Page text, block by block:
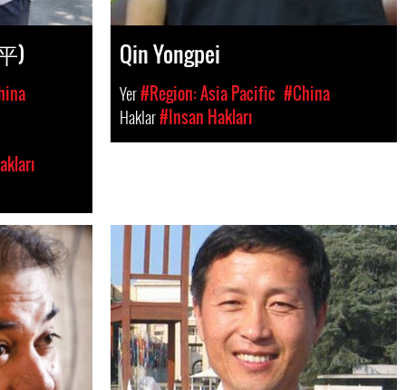
) Qin Yongpei
Yer#Region: Asia Pacific #China
Haklar#Insan Hakları